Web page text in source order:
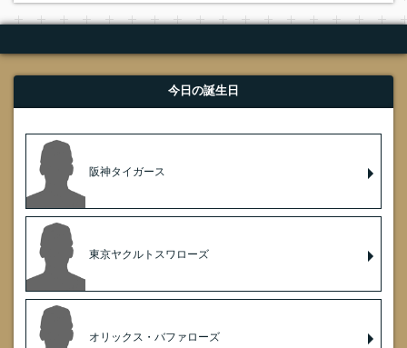
今日の誕生日
阪神タイガース
東京ヤクルトスワローズ
オリックス・バファローズ